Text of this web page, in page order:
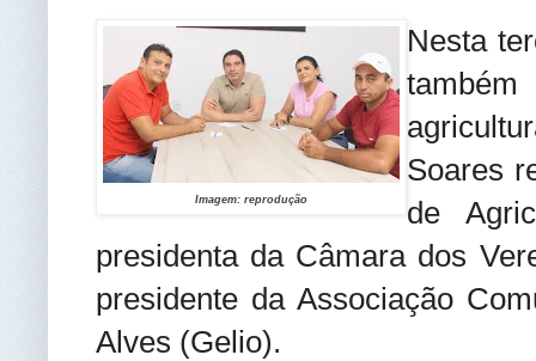
Imagem: reprodução
Nesta
Soares
de
presidenta da Câmara dos
presidente da Associação
Alves (Gelio).